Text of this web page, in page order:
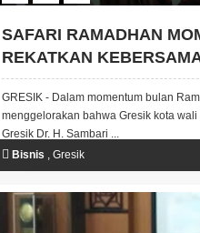
SAFARI RAMADHAN
REKATKAN
MASYARAKAT DAN
GRESIK - Dalam momentum bulan
menggelorakan bahwa Gresik kota
Gresik Dr. H. Sambari ...
Bisnis ,Gresik